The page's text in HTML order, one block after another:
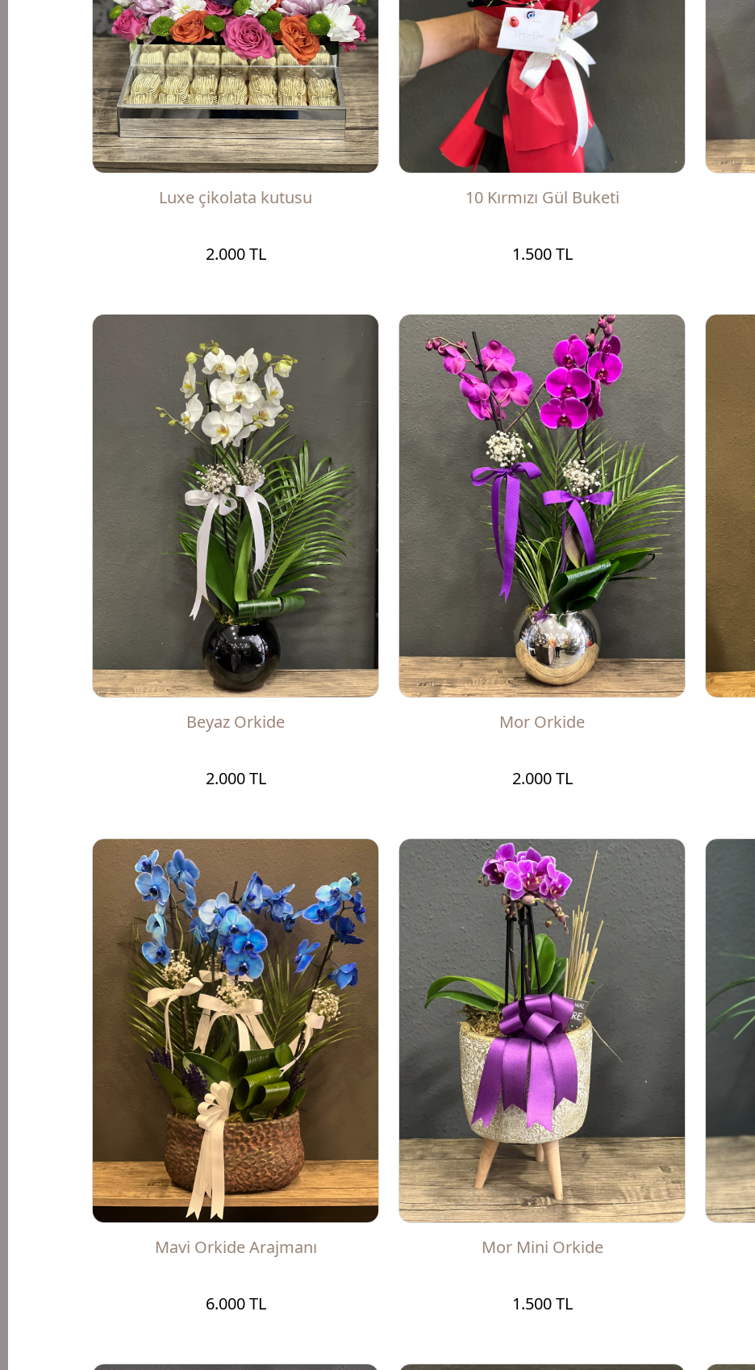
Luxe çikolata kutusu
2.000 TL
10 Kırmızı Gül Buketi
1.500 TL
Beyaz Orkide
2.000 TL
Mor Orkide
2.000 TL
Mavi Orkide Arajmanı
6.000 TL
Mor Mini Orkide
1.500 TL